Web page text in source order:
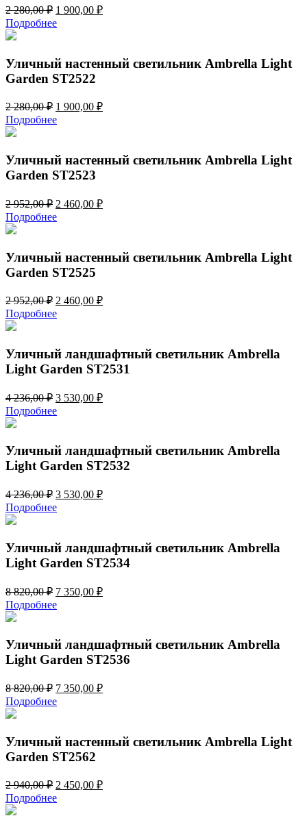
2 280,00₽ Первоначальная
цена
составляла
280,00 ₽.
1 900,00 ₽Текущая
Подробнее
Уличный настенный светильник Ambrella Light
Garden ST2522
2 280,00₽ Первоначальная
цена
составляла
280,00 ₽.
1 900,00 ₽Текущая
Подробнее
Уличный настенный светильник Ambrella Light
Garden ST2523
2 952,00₽ Первоначальная
цена
составляла
952,00 ₽.
2 460,00 ₽Текущая
Подробнее
Уличный настенный светильник Ambrella Light
Garden ST2525
2 952,00₽ Первоначальная
цена
составляла
952,00 ₽.
2 460,00 ₽Текущая
Подробнее
Уличный ландшафтный светильник Ambrella
Light Garden ST2531
4 236,00₽ Первоначальная
цена
составляла
236,00 ₽.
3 530,00 ₽Текущая
Подробнее
Уличный ландшафтный светильник Ambrella
Light Garden ST2532
4 236,00₽ Первоначальная
цена
составляла
236,00 ₽.
3 530,00 ₽Текущая
Подробнее
Уличный ландшафтный светильник Ambrella
Light Garden ST2534
8 820,00₽ Первоначальная
цена
составляла
820,00 ₽.
7 350,00 ₽Текущая
Подробнее
Уличный ландшафтный светильник Ambrella
Light Garden ST2536
8 820,00₽ Первоначальная
цена
составляла
820,00 ₽.
7 350,00 ₽Текущая
Подробнее
Уличный настенный светильник Ambrella Light
Garden ST2562
2 940,00₽ Первоначальная
цена
составляла
2 450,00 ₽Текущая
Подробнее